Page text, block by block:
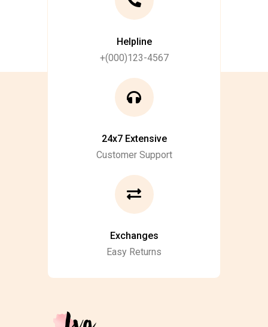
Helpline
+(000)123-4567
24x7 Extensive
Customer Support
Exchanges
Easy Returns